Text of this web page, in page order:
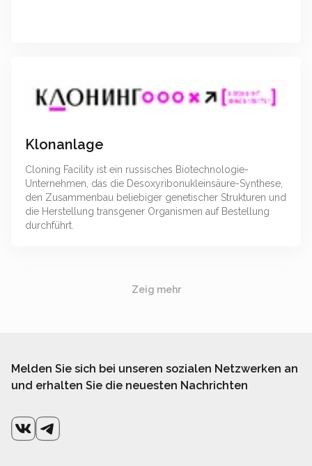
Klonanlage
Cloning Facility ist ein russisches Biotechnologie-
Unternehmen, das die Desoxyribonukleinsäure-Synthese,
den Zusammenbau beliebiger genetischer Strukturen und
die Herstellung transgener Organismen auf Bestellung
durchführt.
Zeig mehr
Melden Sie sich bei unseren sozialen Netzwerken an
und erhalten Sie die neuesten Nachrichten